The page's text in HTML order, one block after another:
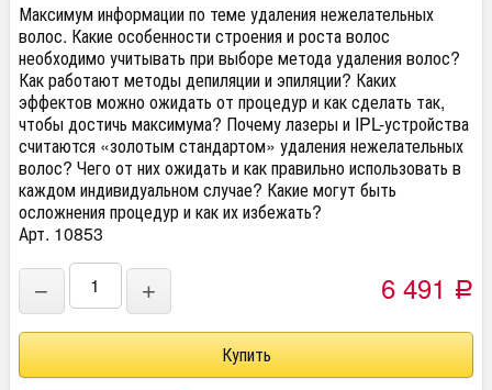
Максимум информации по теме удаления нежелательных
волос. Какие особенности строения и роста волос
необходимо учитывать при выборе метода удаления волос?
Как работают методы депиляции и эпиляции? Каких
эффектов можно ожидать от процедур и как сделать так,
чтобы достичь максимума? Почему лазеры и IPL-устройства
считаются «золотым стандартом» удаления нежелательных
волос? Чего от них ожидать и как правильно использовать в
каждом индивидуальном случае? Какие могут быть
осложнения процедур и как их избежать?
Арт. 10853
− + 6 491 Р